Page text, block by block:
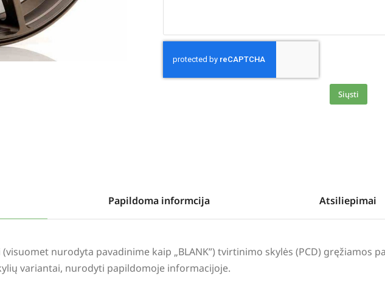
Siųsti
Papildoma informcija Atsiliepimai
(visuomet nurodyta pavadinime kaip „BLANK”) tvirtinimo skylės (PCD) gręžiamos
variantai, nurodyti papildomoje informacijoje.